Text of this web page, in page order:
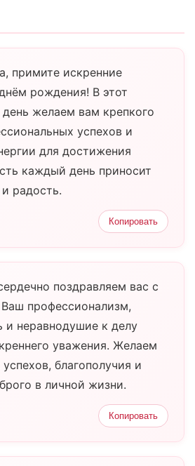
примите искренние
рождения! В этот
желаем вам крепкого
успехов и
для достижения
каждый день приносит
радость.
Копировать
поздравляем вас с
профессионализм,
и неравнодушие к делу
уважения. Желаем
благополучия и
в личной жизни.
Копировать